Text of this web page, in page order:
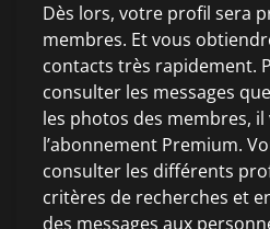
Dès lors, votre profil sera
membres. Et vous
contacts très rapidement.
consulter les messages
les photos des membres,
l’abonnement Premium.
consulter les différents
critères de recherches et
des messages aux